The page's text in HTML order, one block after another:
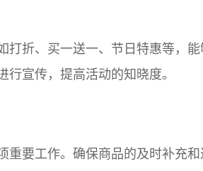
打折、买一送一、节日特惠等，
行宣传，提高活动的知晓度。
重要工作。确保商品的及时补充